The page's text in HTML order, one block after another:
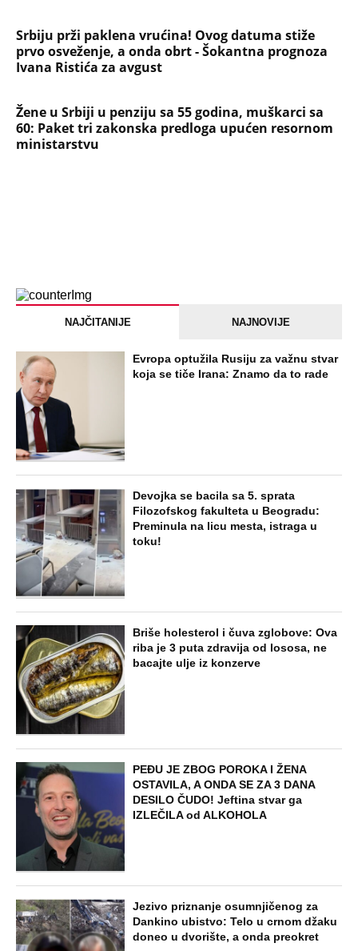
Srbiju prži paklena vrućina! Ovog datuma stiže
prvo osveženje, a onda obrt - Šokantna prognoza
Ivana Ristića za avgust
Žene u Srbiji u penziju sa 55 godina, muškarci sa
60: Paket tri zakonska predloga upućen resornom
ministarstvu
NAJČITANIJE NAJNOVIJE
Evropa optužila Rusiju za važnu stvar
koja se tiče Irana: Znamo da to rade
Devojka se bacila sa 5. sprata
Filozofskog fakulteta u Beogradu:
Preminula na licu mesta, istraga u
toku!
Briše holesterol i čuva zglobove: Ova
riba je 3 puta zdravija od lososa, ne
bacajte ulje iz konzerve
PEĐU JE ZBOG POROKA I ŽENA
OSTAVILA, A ONDA SE ZA 3 DANA
DESILO ČUDO! Jeftina stvar ga
IZLEČILA od ALKOHOLA
Jezivo priznanje osumnjičenog za
Dankino ubistvo: Telo u crnom džaku
doneo u dvorište, a onda preokret